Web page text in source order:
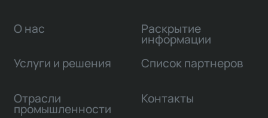
О нас
Услуги и решения
Отрасли
промышленности
Раскрытие
информации
Список партнеров
Контакты